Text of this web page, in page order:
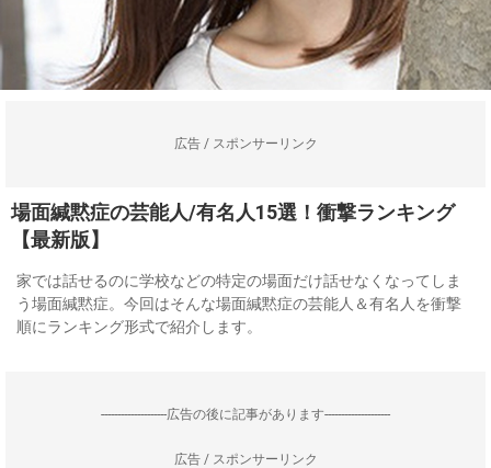
広告 / スポンサーリンク
場面緘黙症の芸能人/有名人15選！衝撃ランキング
【最新版】
家では話せるのに学校などの特定の場面だけ話せなくなってしま
う場面緘黙症。今回はそんな場面緘黙症の芸能人＆有名人を衝撃
順にランキング形式で紹介します。
--------------------広告の後に記事があります--------------------
広告 / スポンサーリンク